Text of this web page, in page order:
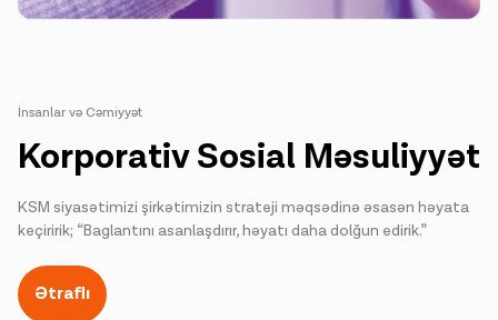
İnsanlar və Cəmiyyət
Korporativ Sosial Məsuliyyət
KSM siyasətimizi şirkətimizin strateji məqsədinə əsasən həyata
keçiririk; “Baglantını asanlaşdırır, həyatı daha dolğun edirik.”
Ətraflı